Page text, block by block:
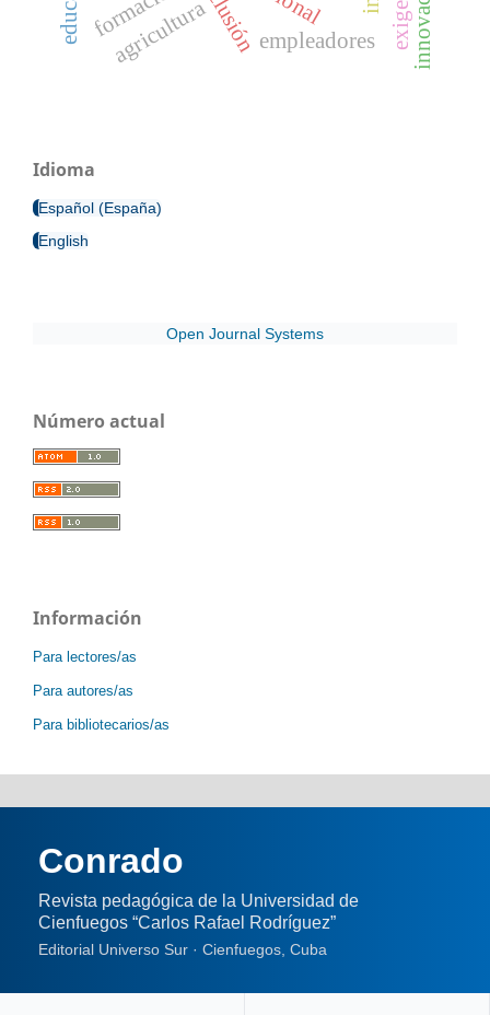
agricultura empleadores
Idioma
Español (España)
English
Open Journal Systems
Número actual
Información
Para lectores/as
Para autores/as
Para bibliotecarios/as
Conrado
Revista pedagógica de la Universidad de
Cienfuegos “Carlos Rafael Rodríguez”
Editorial Universo Sur · Cienfuegos, Cuba